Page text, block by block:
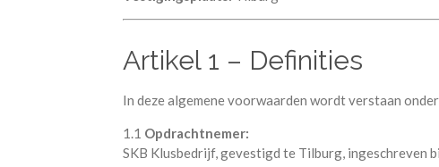
Artikel 1 – Definities
In deze algemene voorwaarden wordt verstaan
1.1 Opdrachtnemer:
SKB Klusbedrijf, gevestigd te Tilburg, ingeschreven